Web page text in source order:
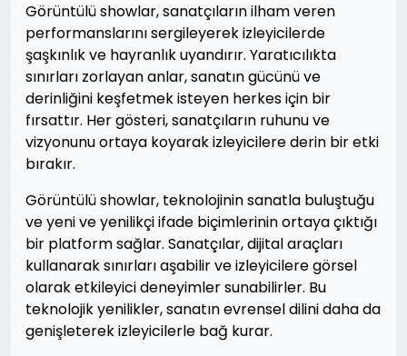
Görüntülü showlar, sanatçıların ilham veren
performanslarını sergileyerek izleyicilerde
şaşkınlık ve hayranlık uyandırır. Yaratıcılıkta
sınırları zorlayan anlar, sanatın gücünü ve
derinliğini keşfetmek isteyen herkes için bir
fırsattır. Her gösteri, sanatçıların ruhunu ve
vizyonunu ortaya koyarak izleyicilere derin bir etki
bırakır.
Görüntülü showlar, teknolojinin sanatla buluştuğu
ve yeni ve yenilikçi ifade biçimlerinin ortaya çıktığı
bir platform sağlar. Sanatçılar, dijital araçları
kullanarak sınırları aşabilir ve izleyicilere görsel
olarak etkileyici deneyimler sunabilirler. Bu
teknolojik yenilikler, sanatın evrensel dilini daha da
genişleterek izleyicilerle bağ kurar.